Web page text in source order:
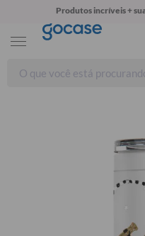
Produtos incríveis +